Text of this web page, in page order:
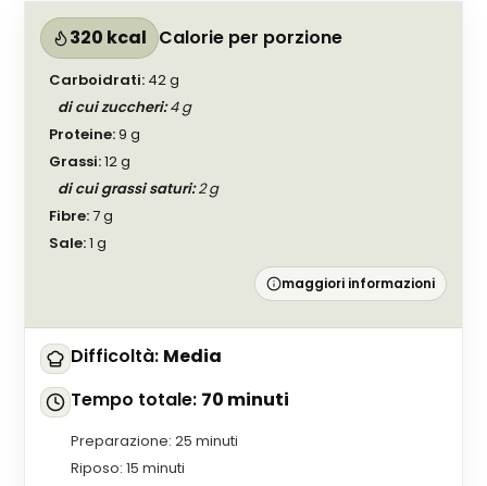
320 kcal Calorie per porzione
Carboidrati: 42g
di cui zuccheri:4g
Proteine:9 g
Grassi:12g
di cui grassi saturi:2g
Fibre:7g
Sale:1 g
maggiori informazioni
Difficoltà: Media
Tempo totale: 70 minuti
Preparazione:25 minuti
Riposo:15 minuti